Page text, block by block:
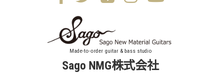
Made-to-order guitar & bass studio
Sago NMG株式会社